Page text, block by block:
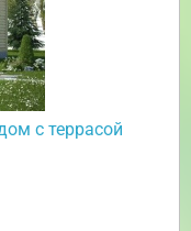
с террасой